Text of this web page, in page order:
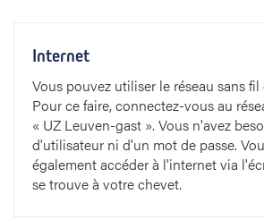
Internet
Vous pouvez utiliser le réseau sans
Pour ce faire, connectez-vous au
« UZ Leuven-gast ». Vous n'avez
d'utilisateur ni d'un mot de passe.
également accéder à l'internet via
se trouve à votre chevet.